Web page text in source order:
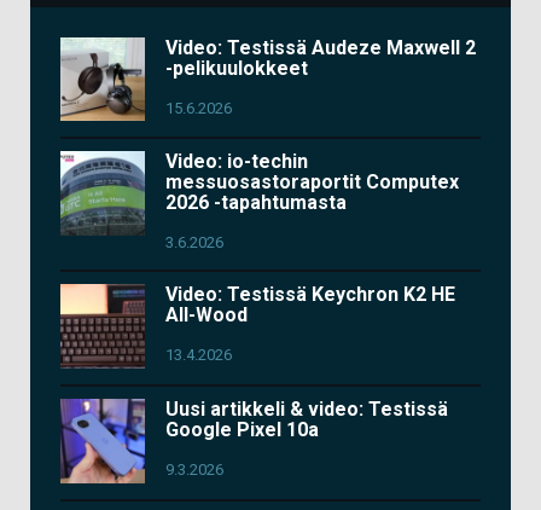
Video: Testissä Audeze Maxwell 2
-pelikuulokkeet
15.6.2026
Video: io-techin
messuosastoraportit Computex
2026 -tapahtumasta
3.6.2026
Video: Testissä Keychron K2 HE
All-Wood
13.4.2026
Uusi artikkeli & video: Testissä
Google Pixel 10a
9.3.2026